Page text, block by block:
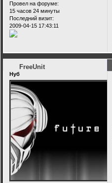
Провел на форуме:
15 часов 24 минуты
Последний визит:
2009-04-15 17:43:11
FreeUnit
Нуб